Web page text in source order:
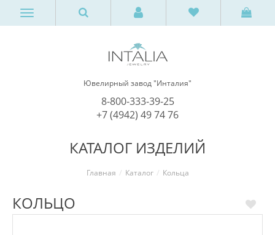
Ювелирный завод "Инталия"
8-800-333-39-25
+7 (4942) 49 74 76
КАТАЛОГ ИЗДЕЛИЙ
Главная Каталог Кольца
КОЛЬЦО